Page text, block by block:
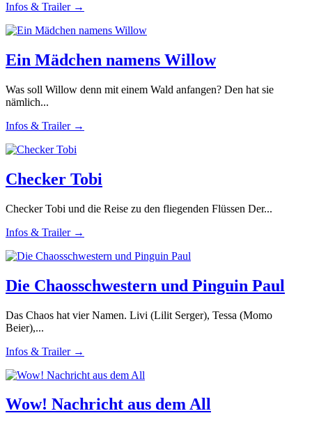
Infos & Trailer →
Ein Mädchen namens Willow
Was soll Willow denn mit einem Wald anfangen? Den hat sie
nämlich...
Infos & Trailer →
Checker Tobi
Checker Tobi und die Reise zu den fliegenden Flüssen Der...
Infos & Trailer →
Die Chaosschwestern und Pinguin Paul
Das Chaos hat vier Namen. Livi (Lilit Serger), Tessa (Momo
Beier),...
Infos & Trailer →
Wow! Nachricht aus dem All